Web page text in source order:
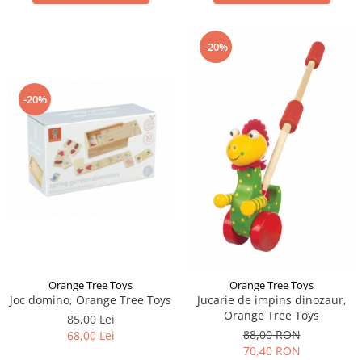
-20%
Orange Tree Toys
Joc domino, Orange Tree Toys
85,00 Lei
68,00 Lei
-20%
Orange Tree Toys
Jucarie de impins dinozaur,
Orange Tree Toys
88,00 RON
70,40 RON